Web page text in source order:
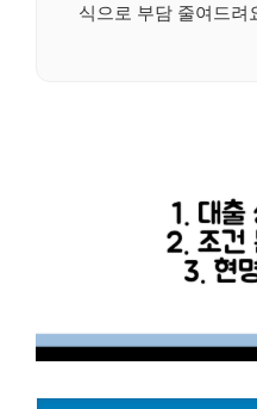
식으로 부담 줄여드려